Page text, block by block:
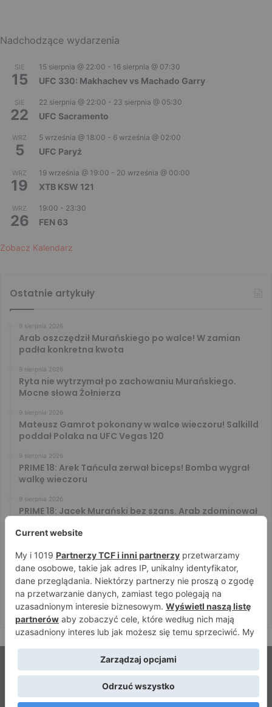
Nadchodzące wydarzenia
SIE
15
15 sierpnia @ 22:00 - 16 sierpnia @ 07:30
UFC 330: Makhachev vs Machado Garry
SIE
22
22 sierpnia @ 22:00 - 23 sierpnia @ 05:30
UFC Sacramento
WRZ
5
5 września @ 18:00 - 6 września @ 02:00
UFC Paryż
WRZ
19
19 września @ 19:00 - 20 września @ 00:00
XTB KSW 121
WRZ
26
19:00 - 23:30
FEN 63
Zobacz Kalendarz
Ostatnie artykuły
9 sierpnia 2026
Arab oszczędził Murańskiego po walce! W zamian
padła konkretna kwota
9 sierpnia 2026
Ryta nie wytrzymał po zachowaniu Murańskiego.
Mocne słowa Żołnierza
9 sierpnia 2026
Mateusz Gamrot pokonany w walce wieczoru! Salkilld
poddał Polaka na UFC Vegas 120
9 sierpnia 2026
PRIME 18: Arek Tańcula zerwał biceps! Bomba wygrał
walkę wieczoru
9 sierpnia 2026
PRIME 18: Jacek Murański bez szans. Arab zdominował
PRIME 18: Mariusz Wach rozbity przez 6. rywali. Gypsy
Team zwyciężył w 3. rundzie
8 sierpnia 2026
PRIME 18: Bagieta wrócił i wygrał. Wampirek przegrał w
2. rundzie
© Strefamma.pl 2026, Wszelkie prawa zastrzeżone |
Home
Redakcja Kontakt